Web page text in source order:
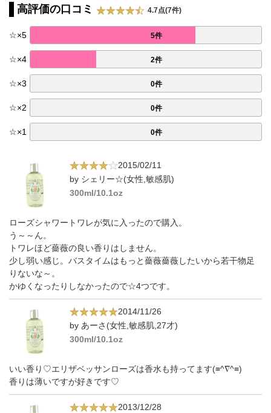
高評価の口コミ 4.7点(7件)
☆×5 5件
☆×4 2件
☆×3 0件
☆×2 0件
☆×1 0件
2015/02/11
by シェリー☆(女性,敏感肌)
300ml/10.1oz
ローズシャワートワレが気に入ったので購入。
う～～ん。
トワレほど薔薇の良い香りはしません。
少し弱い感じ。バスタイムはもっと薔薇薔薇したいから若干物足
りないな～。
かゆくなったりしなかったので☆4つです。
2014/11/26
by あーさ(女性,敏感肌,27才)
300ml/10.1oz
いい香り♡エリザベッサンローズは香水も持ってます(≡^∇^≡)
香りは薄いですが好きです♡
2013/12/28